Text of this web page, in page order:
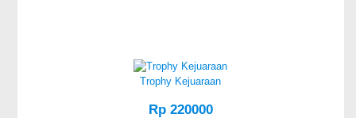
Trophy Kejuaraan
Rp 220000